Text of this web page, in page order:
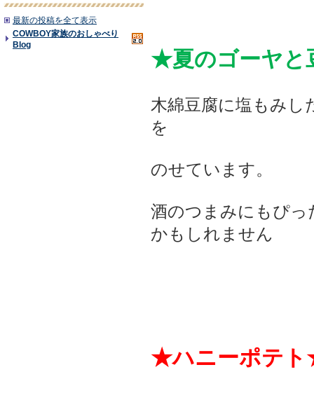
最新の投稿を全て表示
COWBOY家族のおしゃべり
Blog
★夏のゴーヤと
木綿豆腐に塩もみし
を
のせています。
酒のつまみにもぴ
かもしれません
★ハニーポテ